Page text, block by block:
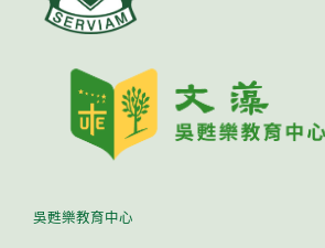
吳甦樂教育中心